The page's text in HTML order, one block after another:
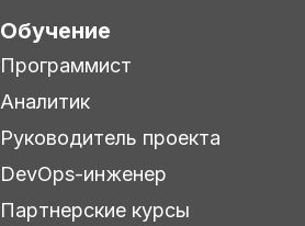
Обучение
Программист
Аналитик
Руководитель проекта
DevOps-инженер
Партнерские курсы